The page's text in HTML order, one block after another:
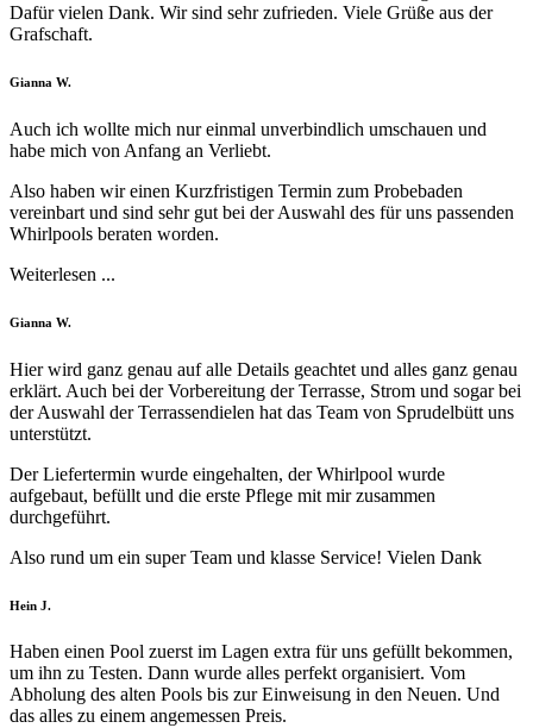
Dafür vielen Dank. Wir sind sehr zufrieden. Viele Grüße aus der
Grafschaft.
Filled
Filled
Filled
Filled
Filled
Gianna W.
Auch ich wollte mich nur einmal unverbindlich umschauen und
habe mich von Anfang an Verliebt.
Also haben wir einen Kurzfristigen Termin zum Probebaden
vereinbart und sind sehr gut bei der Auswahl des für uns passenden
Whirlpools beraten worden.
Weiterlesen ...
Filled
Filled
Filled
Filled
Filled
Gianna W.
Hier wird ganz genau auf alle Details geachtet und alles ganz genau
erklärt. Auch bei der Vorbereitung der Terrasse, Strom und sogar bei
der Auswahl der Terrassendielen hat das Team von Sprudelbütt uns
unterstützt.
Der Liefertermin wurde eingehalten, der Whirlpool wurde
aufgebaut, befüllt und die erste Pflege mit mir zusammen
durchgeführt.
Also rund um ein super Team und klasse Service! Vielen Dank
Filled
Filled
Filled
Filled
Filled
Hein J.
Haben einen Pool zuerst im Lagen extra für uns gefüllt bekommen,
um ihn zu Testen. Dann wurde alles perfekt organisiert. Vom
Abholung des alten Pools bis zur Einweisung in den Neuen. Und
das alles zu einem angemessen Preis.